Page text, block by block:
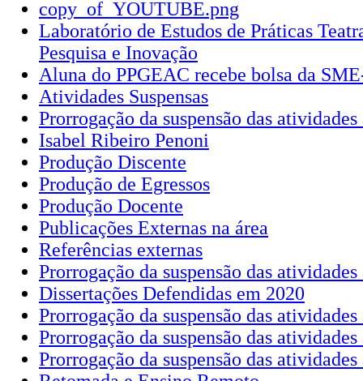
copy_of_YOUTUBE.png
Laboratório de Estudos de Práticas
Pesquisa e Inovação
Aluna do PPGEAC recebe bolsa da
Atividades Suspensas
Prorrogação da suspensão das
Isabel Ribeiro Penoni
Produção Discente
Produção de Egressos
Produção Docente
Publicações Externas na área
Referências externas
Prorrogação da suspensão das
Dissertações Defendidas em 2020
Prorrogação da suspensão das
Prorrogação da suspensão das
Prorrogação da suspensão das